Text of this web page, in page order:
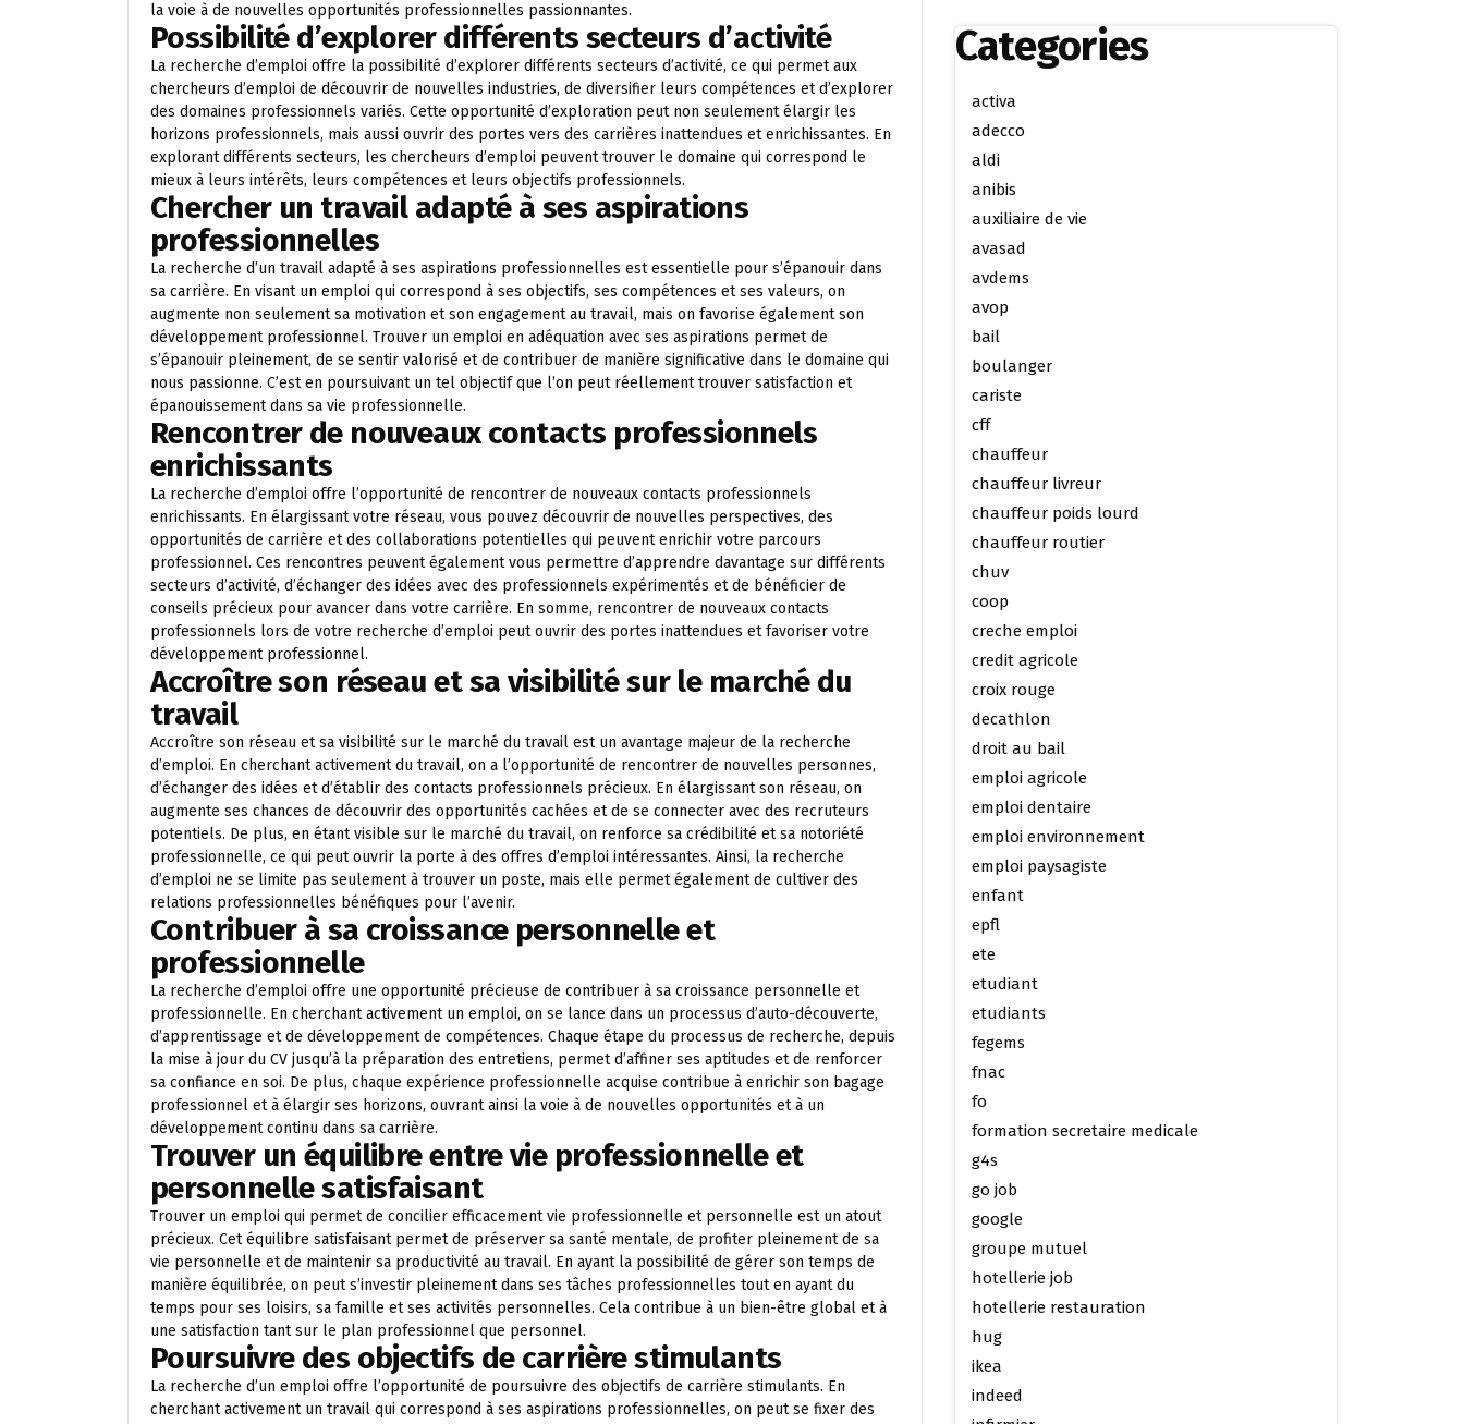
la voie à de nouvelles opportunités professionnelles passionnantes.
Possibilité d’explorer différents secteurs d’activité
La recherche d’emploi offre la possibilité d’explorer différents secteurs d’activité, ce qui permet aux
chercheurs d’emploi de découvrir de nouvelles industries, de diversifier leurs compétences et d’explorer
des domaines professionnels variés. Cette opportunité d’exploration peut non seulement élargir les
horizons professionnels, mais aussi ouvrir des portes vers des carrières inattendues et enrichissantes. En
explorant différents secteurs, les chercheurs d’emploi peuvent trouver le domaine qui correspond le
mieux à leurs intérêts, leurs compétences et leurs objectifs professionnels.
Chercher un travail adapté à ses aspirations
professionnelles
La recherche d’un travail adapté à ses aspirations professionnelles est essentielle pour s’épanouir dans
sa carrière. En visant un emploi qui correspond à ses objectifs, ses compétences et ses valeurs, on
augmente non seulement sa motivation et son engagement au travail, mais on favorise également son
développement professionnel. Trouver un emploi en adéquation avec ses aspirations permet de
s’épanouir pleinement, de se sentir valorisé et de contribuer de manière significative dans le domaine qui
nous passionne. C’est en poursuivant un tel objectif que l’on peut réellement trouver satisfaction et
épanouissement dans sa vie professionnelle.
Rencontrer de nouveaux contacts professionnels
enrichissants
La recherche d’emploi offre l’opportunité de rencontrer de nouveaux contacts professionnels
enrichissants. En élargissant votre réseau, vous pouvez découvrir de nouvelles perspectives, des
opportunités de carrière et des collaborations potentielles qui peuvent enrichir votre parcours
professionnel. Ces rencontres peuvent également vous permettre d’apprendre davantage sur différents
secteurs d’activité, d’échanger des idées avec des professionnels expérimentés et de bénéficier de
conseils précieux pour avancer dans votre carrière. En somme, rencontrer de nouveaux contacts
professionnels lors de votre recherche d’emploi peut ouvrir des portes inattendues et favoriser votre
développement professionnel.
Accroître son réseau et sa visibilité sur le marché du
travail
Accroître son réseau et sa visibilité sur le marché du travail est un avantage majeur de la recherche
d’emploi. En cherchant activement du travail, on a l’opportunité de rencontrer de nouvelles personnes,
d’échanger des idées et d’établir des contacts professionnels précieux. En élargissant son réseau, on
augmente ses chances de découvrir des opportunités cachées et de se connecter avec des recruteurs
potentiels. De plus, en étant visible sur le marché du travail, on renforce sa crédibilité et sa notoriété
professionnelle, ce qui peut ouvrir la porte à des offres d’emploi intéressantes. Ainsi, la recherche
d’emploi ne se limite pas seulement à trouver un poste, mais elle permet également de cultiver des
relations professionnelles bénéfiques pour l’avenir.
Contribuer à sa croissance personnelle et
professionnelle
La recherche d’emploi offre une opportunité précieuse de contribuer à sa croissance personnelle et
professionnelle. En cherchant activement un emploi, on se lance dans un processus d’auto-découverte,
d’apprentissage et de développement de compétences. Chaque étape du processus de recherche, depuis
la mise à jour du CV jusqu’à la préparation des entretiens, permet d’affiner ses aptitudes et de renforcer
sa confiance en soi. De plus, chaque expérience professionnelle acquise contribue à enrichir son bagage
professionnel et à élargir ses horizons, ouvrant ainsi la voie à de nouvelles opportunités et à un
développement continu dans sa carrière.
Trouver un équilibre entre vie professionnelle et
personnelle satisfaisant
Trouver un emploi qui permet de concilier efficacement vie professionnelle et personnelle est un atout
précieux. Cet équilibre satisfaisant permet de préserver sa santé mentale, de profiter pleinement de sa
vie personnelle et de maintenir sa productivité au travail. En ayant la possibilité de gérer son temps de
manière équilibrée, on peut s’investir pleinement dans ses tâches professionnelles tout en ayant du
temps pour ses loisirs, sa famille et ses activités personnelles. Cela contribue à un bien-être global et à
une satisfaction tant sur le plan professionnel que personnel.
Poursuivre des objectifs de carrière stimulants
La recherche d’un emploi offre l’opportunité de poursuivre des objectifs de carrière stimulants. En
cherchant activement un travail qui correspond à ses aspirations professionnelles, on peut se fixer des
Categories
activa
adecco
aldi
anibis
auxiliaire de vie
avasad
avdems
avop
bail
boulanger
cariste
cff
chauffeur
chauffeur livreur
chauffeur poids lourd
chauffeur routier
chuv
coop
creche emploi
credit agricole
croix rouge
decathlon
droit au bail
emploi agricole
emploi dentaire
emploi environnement
emploi paysagiste
enfant
epfl
ete
etudiant
etudiants
fegems
fnac
fo
formation secretaire medicale
g4s
go job
google
groupe mutuel
hotellerie job
hotellerie restauration
hug
ikea
indeed